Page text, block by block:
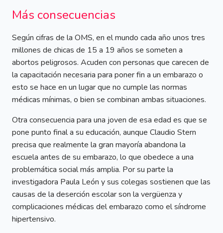
Más consecuencias
Según cifras de la OMS, en el mundo cada año unos tres
millones de chicas de 15 a 19 años se someten a
abortos peligrosos. Acuden con personas que carecen de
la capacitación necesaria para poner fin a un embarazo o
esto se hace en un lugar que no cumple las normas
médicas mínimas, o bien se combinan ambas situaciones.
Otra consecuencia para una joven de esa edad es que se
pone punto final a su educación, aunque Claudio Stern
precisa que realmente la gran mayoría abandona la
escuela antes de su embarazo, lo que obedece a una
problemática social más amplia. Por su parte la
investigadora Paula León y sus colegas sostienen que las
causas de la deserción escolar son la vergüenza y
complicaciones médicas del embarazo como el síndrome
hipertensivo.